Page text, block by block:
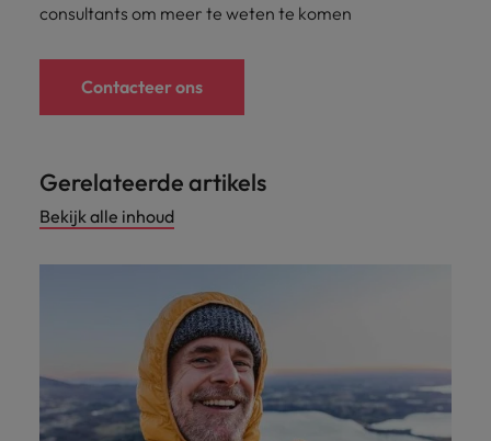
consultants om meer te weten te komen
Contacteer ons
Gerelateerde artikels
Bekijk alle inhoud